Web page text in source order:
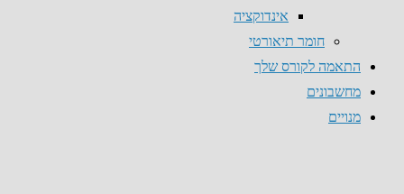
אינדוקציה
חומר תיאורטי
התאמה לקורס שלך
מחשבונים
מנויים